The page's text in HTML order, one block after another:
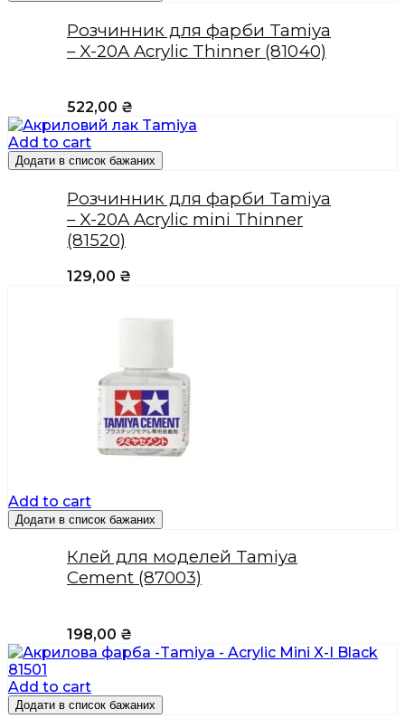
Розчинник для фарби Tamiya
– X-20A Acrylic Thinner (81040)
522,00 ₴
Add to cart
Додати в список бажаних
Розчинник для фарби Tamiya
– X-20A Acrylic mini Thinner
(81520)
129,00 ₴
Add to cart
Додати в список бажаних
Клей для моделей Tamiya
Cement (87003)
198,00 ₴
Add to cart
Додати в список бажаних